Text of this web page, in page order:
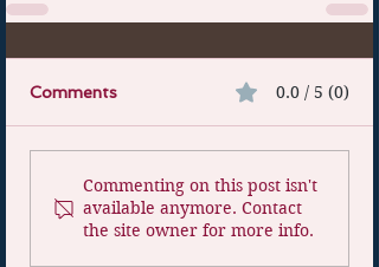
Comments 0.0 / 5 (0)
Commenting on this post isn't
available anymore. Contact
the site owner for more info.